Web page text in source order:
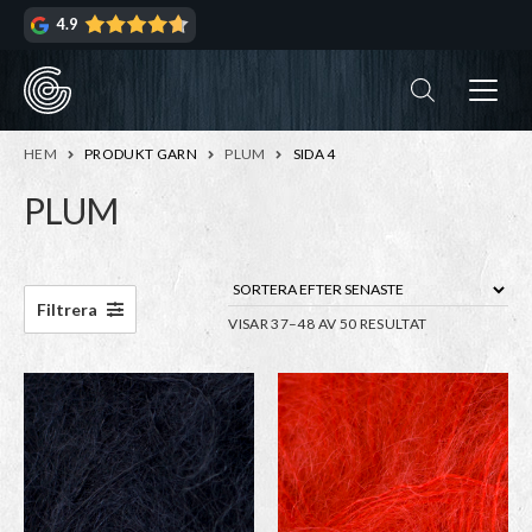
Hoppa
navigering
Hoppa
innehåll
4.9
HEM PRODUKT GARN PLUM SIDA 4
PLUM
VISAR 37–48 AV 50 RESULTATSORTERA
Filtrera